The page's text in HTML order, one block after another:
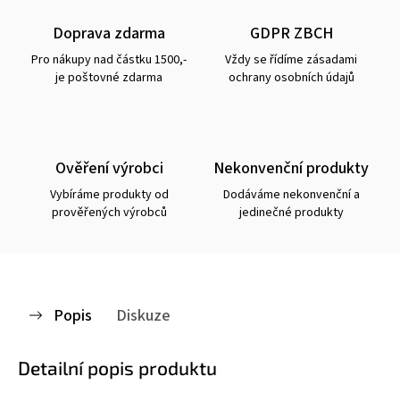
Doprava zdarma
Pro nákupy nad částku 1500,-
je poštovné zdarma
GDPR ZBCH
Vždy se řídíme zásadami
ochrany osobních údajů
Ověření výrobci
Vybíráme produkty od
prověřených výrobců
Nekonvenční produkty
Dodáváme nekonvenční a
jedinečné produkty
Popis Diskuze
Detailní popis produktu